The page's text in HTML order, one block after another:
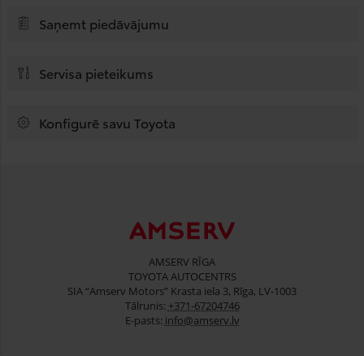
Saņemt piedāvājumu
Servisa pieteikums
Konfigurē savu Toyota
AMSERV RĪGA
TOYOTA AUTOCENTRS
SIA “Amserv Motors” Krasta iela 3, Rīga, LV-1003
Tālrunis: +371-67204746
E-pasts: info@amserv.lv